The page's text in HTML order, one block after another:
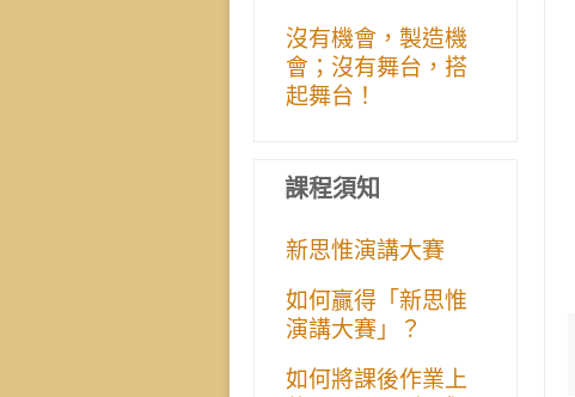
沒有機會，製造機
會；沒有舞台，搭
起舞台！
課程須知
新思惟演講大賽
如何贏得「新思惟
演講大賽」？
如何將課後作業上